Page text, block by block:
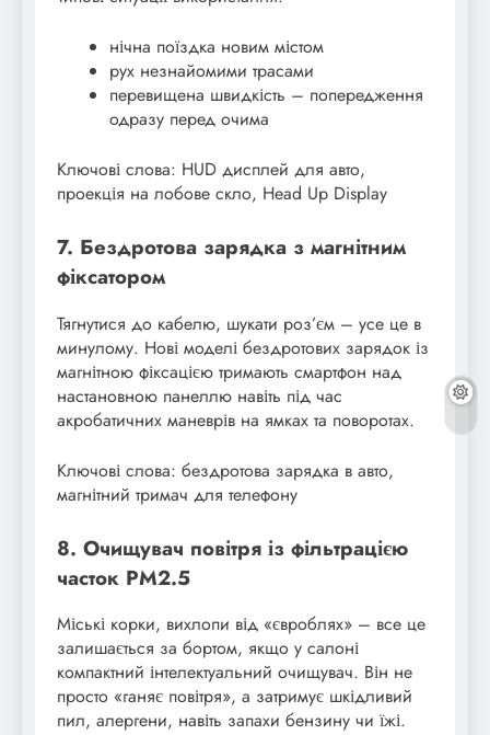
нічна поїздка новим містом
рух незнайомими трасами
перевищена швидкість – попередження
одразу перед очима
Ключові слова: HUD дисплей для авто,
проекція на лобове скло, Head Up Display
7. Бездротова зарядка з магнітним
фіксатором
Тягнутися до кабелю, шукати роз’єм – усе це в
минулому. Нові моделі бездротових зарядок із
магнітною фіксацією тримають смартфон над
настановною панеллю навіть під час
акробатичних маневрів на ямках та поворотах.
Ключові слова: бездротова зарядка в авто,
магнітний тримач для телефону
8. Очищувач повітря із фільтрацією
часток PM2.5
Міські корки, вихлопи від «євроблях» – все це
залишається за бортом, якщо у салоні
компактний інтелектуальний очищувач. Він не
просто «ганяє повітря», а затримує шкідливий
пил, алергени, навіть запахи бензину чи їжі.